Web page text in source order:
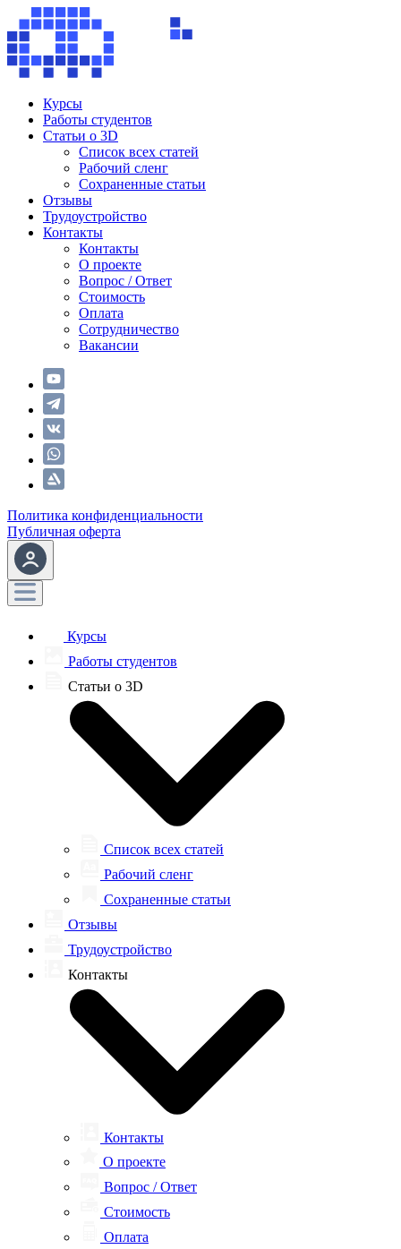
Курсы
Работы студентов
Статьи о 3D
Список всех статей
Рабочий сленг
Сохраненные статьи
Отзывы
Трудоустройство
Контакты
Контакты
О проекте
Вопрос / Ответ
Стоимость
Оплата
Сотрудничество
Вакансии
Политика конфиденциальности
Публичная оферта
Курсы
Работы студентов
Статьи о 3D
Список всех статей
Рабочий сленг
Сохраненные статьи
Отзывы
Трудоустройство
Контакты
Контакты
О проекте
Вопрос / Ответ
Стоимость
Оплата